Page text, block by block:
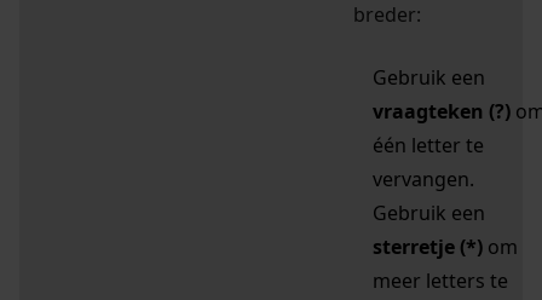
breder:
Gebruik een
vraagteken (?)
één letter te
vervangen.
Gebruik een
sterretje (*) om
meer letters te